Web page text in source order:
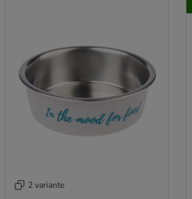
2 variante